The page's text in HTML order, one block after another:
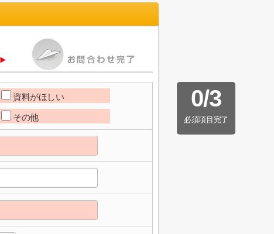
0/3
必須項目完了
資料がほしい
その他